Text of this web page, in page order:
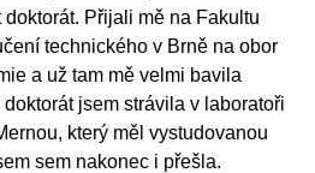
Přijali mě na Fakultu
technického v Brně na obor
a už tam mě velmi bavila
jsem strávila v laboratoři
který měl vystudovanou
sem nakonec i přešla.